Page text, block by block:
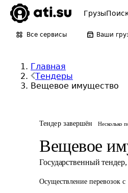
Грузы
Все сервисы Ваши
Главная
Тендеры
Вещевое имущество
Тендер завершён Несколько
Вещевое
Государственный тендер,
Осуществление перевозок с